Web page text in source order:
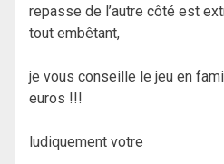
repasse de l’autre côté est
tout embêtant,
je vous conseille le jeu en
euros !!!
ludiquement votre